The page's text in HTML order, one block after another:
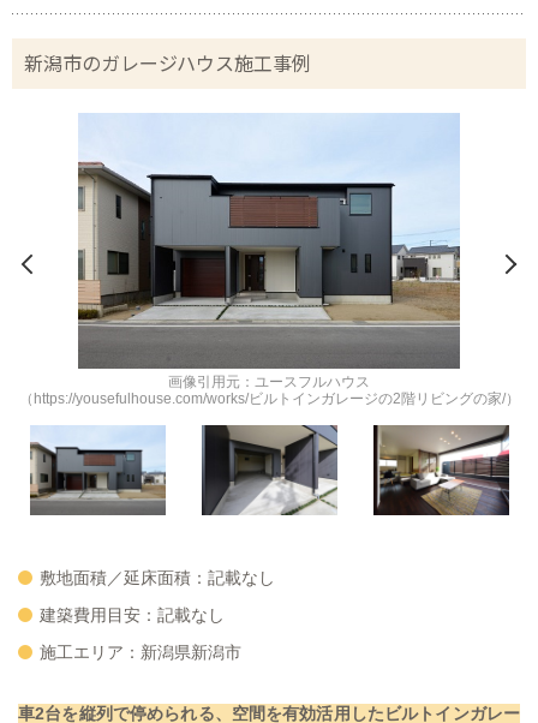
新潟市のガレージハウス施工事例
画像引用元：ユースフルハウス
（https://yousefulhouse.com/works/ビルトインガレージの2階リビングの家/）
敷地面積／延床面積：記載なし
建築費用目安：記載なし
施工エリア：新潟県新潟市
車2台を縦列で停められる、空間を有効活用したビルトインガレー